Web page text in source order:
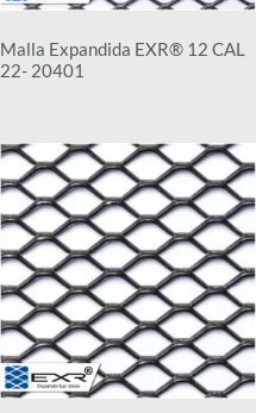
Malla Expandida EXR® 12 CAL
22- 20401